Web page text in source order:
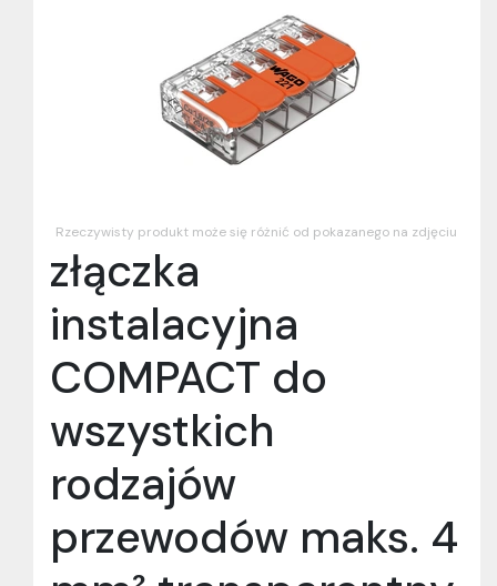
Rzeczywisty produkt może się różnić od pokazanego na zdjęciu
złączka
instalacyjna
COMPACT do
wszystkich
rodzajów
przewodów maks. 4